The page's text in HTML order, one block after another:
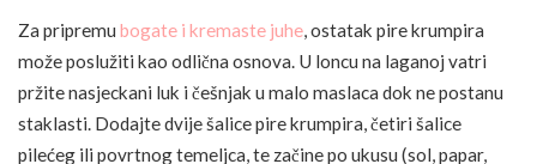
Za pripremu bogate i kremaste juhe, ostatak pire krumpira
može poslužiti kao odlična osnova. U loncu na laganoj vatri
pržite nasjeckani luk i češnjak u malo maslaca dok ne postanu
staklasti. Dodajte dvije šalice pire krumpira, četiri šalice
pilećeg ili povrtnog temeljca, te začine po ukusu (sol, papar,